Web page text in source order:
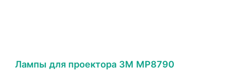
Лампы для проектора 3M MP8790